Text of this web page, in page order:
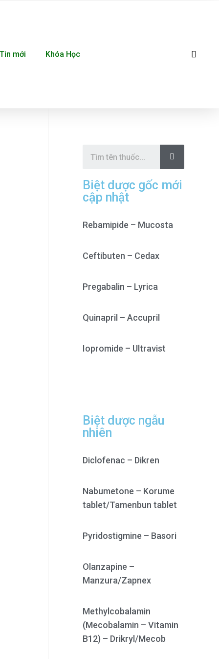
Tin mới Khóa Học
S
r
c
h
Biệt dược gốc mới
cập nhật
Rebamipide – Mucosta
Ceftibuten – Cedax
Pregabalin – Lyrica
Quinapril – Accupril
Iopromide – Ultravist
Biệt dược ngẫu
nhiên
Diclofenac – Dikren
Nabumetone – Korume
tablet/Tamenbun tablet
Pyridostigmine – Basori
Olanzapine –
Manzura/Zapnex
Methylcobalamin
(Mecobalamin – Vitamin
B12) – Drikryl/Mecob